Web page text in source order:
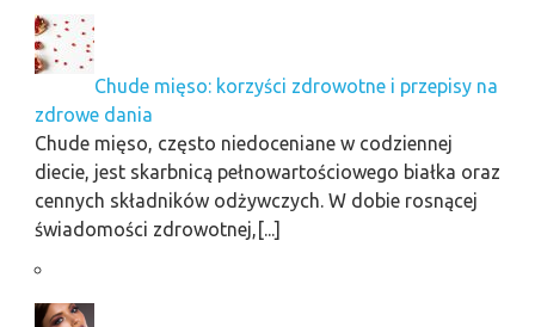
Chude mięso: korzyści zdrowotne i przepisy na
zdrowe dania
Chude mięso, często niedoceniane w codziennej
diecie, jest skarbnicą pełnowartościowego białka oraz
cennych składników odżywczych. W dobie rosnącej
świadomości zdrowotnej,[...]